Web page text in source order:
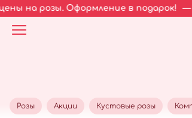
Оформление в подарок! — WOW -
Розы Акции Кустовые розы